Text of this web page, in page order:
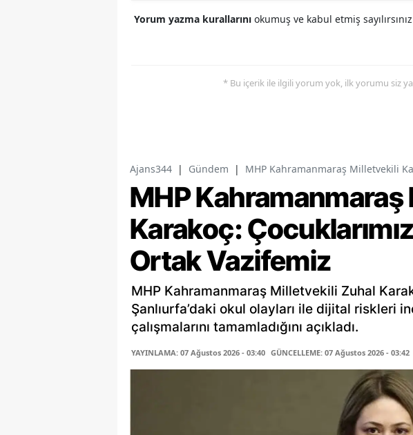
Yorum yazma kurallarını okumuş ve kabul etmiş sayılırsınız
* Bu içerik ile ilgili yorum yok, ilk yorumu siz
Ajans344 | Gündem | MHP Kahramanmaraş Milletvekili
MHP
Karakoç:
Ortak Vazifemiz
MHP Kahramanmaraş Milletvekili Zuhal
Şanlıurfa’daki okul olayları ile dijital riskleri
çalışmalarını tamamladığını açıkladı.
YAYINLAMA: 07 Ağustos 2026 - 03:40 GÜNCELLEME: 07 Ağustos 2026 - 03:42